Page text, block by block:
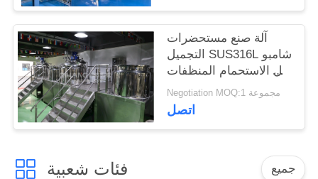
آلة صنع مستحضرات
التجميل SUS316L شامبو
جل الاستحمام المنظفات
مستحلب متجانسNegotiation MOQ:1 مجموعة
اتصل
فئات شعبية جميع